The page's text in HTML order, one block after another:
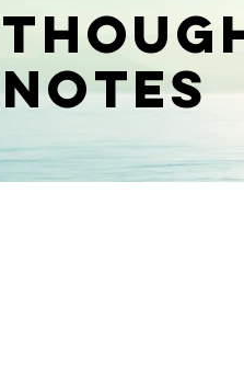
NOTES